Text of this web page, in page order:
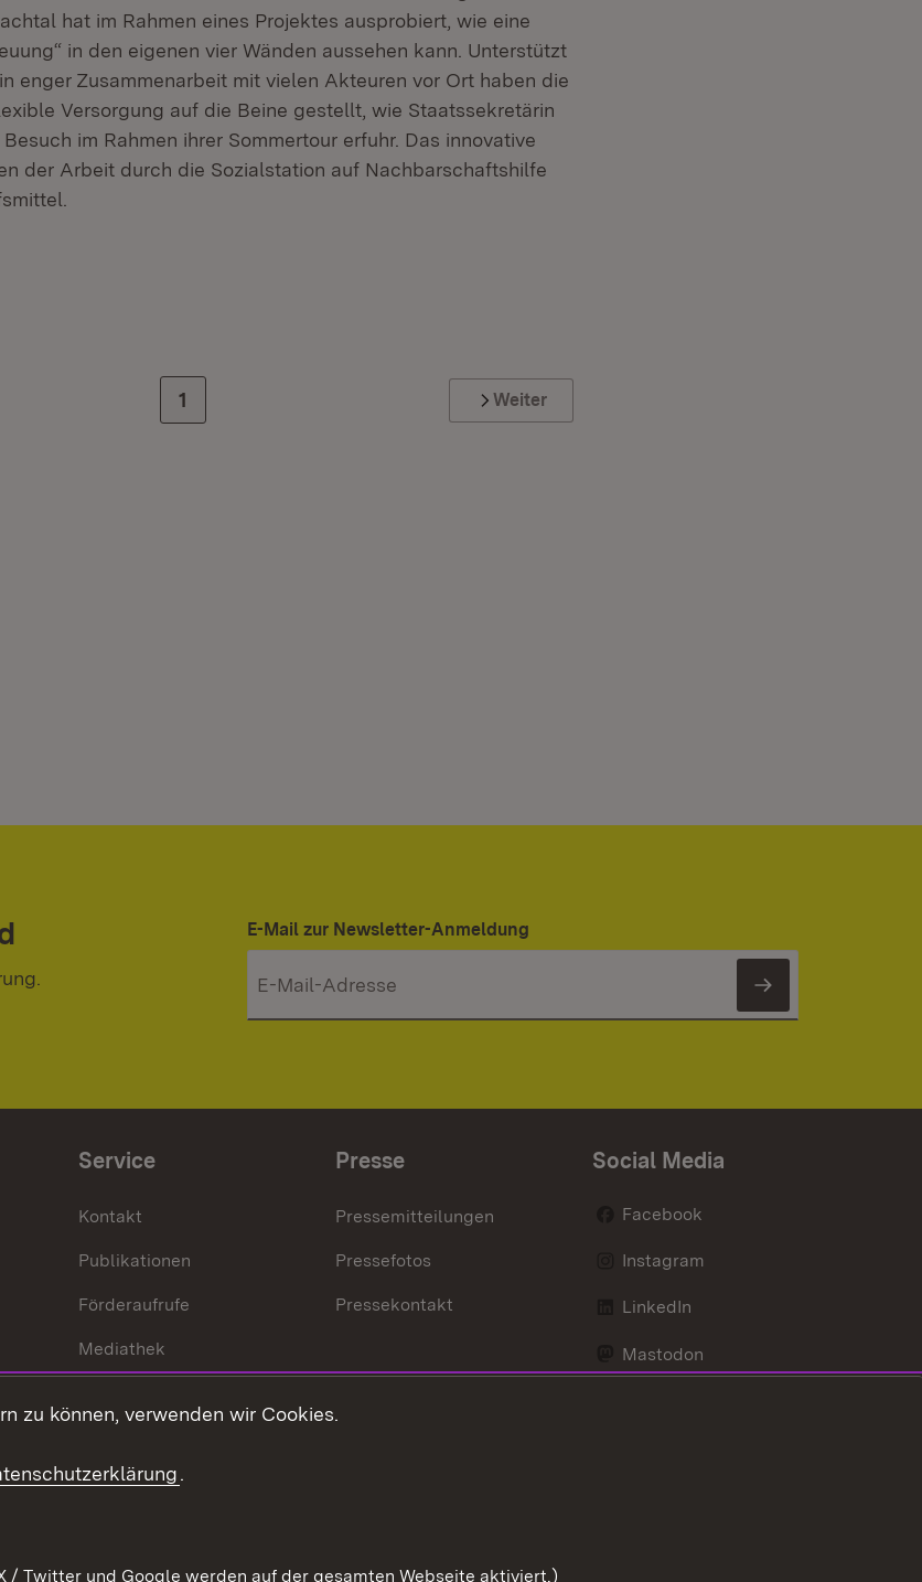
hat im Rahmen eines Projektes ausprobiert, wie eine
in den eigenen vier Wänden aussehen kann. Unterstützt
enger Zusammenarbeit mit vielen Akteuren vor Ort haben die
Versorgung auf die Beine gestellt, wie Staatssekretärin
im Rahmen ihrer Sommertour erfuhr. Das innovative
der Arbeit durch die Sozialstation auf Nachbarschaftshilfe
Zur letzten Seite
1 Weiter
E-Mail zur Newsletter-Anmeldung
Newsletter
Service
Kontakt
Publikationen
Förderaufrufe
Mediathek
Presse
Pressemitteilungen
Pressefotos
Pressekontakt
Social Media
Facebook
Instagram
LinkedIn
Mastodon
zu können, verwenden wir Cookies.
.
Twitter und Google werden auf der gesamten Webseite aktiviert.)